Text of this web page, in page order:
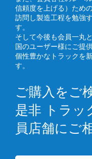
信頼度を上げる）ため
訪問し製造工程を勉強
す。
そして今後も会員一丸
国のユーザー様にご提
個性豊かなトラックを
す。
ご購入をご
是非 トラッ
員店舗にご